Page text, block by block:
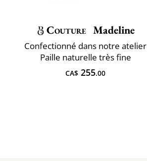
Couture Madeline
Confectionné dans notre atelier
Paille naturelle très fine
CA$ 255.00